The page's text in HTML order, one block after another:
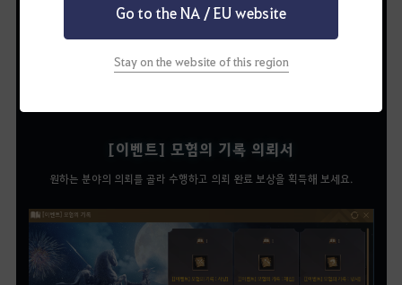
Go to the NA / EU website
Stay on the website of this region
[이벤트] 모험의 기록 의뢰서
원하는 분야의 의뢰를 골라 수행하고 의뢰 완료 보상을 획득해 보세요.